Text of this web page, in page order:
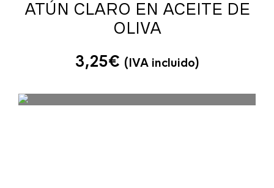
ATÚN CLARO EN ACEITE DE
OLIVA
3,25€ (IVA incluido)